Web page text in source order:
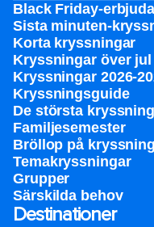
Black Friday-
Sista minuten-
Korta kryssningar
Kryssningar över
Kryssningar 2026-
Kryssningsguide
De största
Familjesemester
Bröllop på kryssning
Temakryssningar
Grupper
Särskilda behov
Destinationer